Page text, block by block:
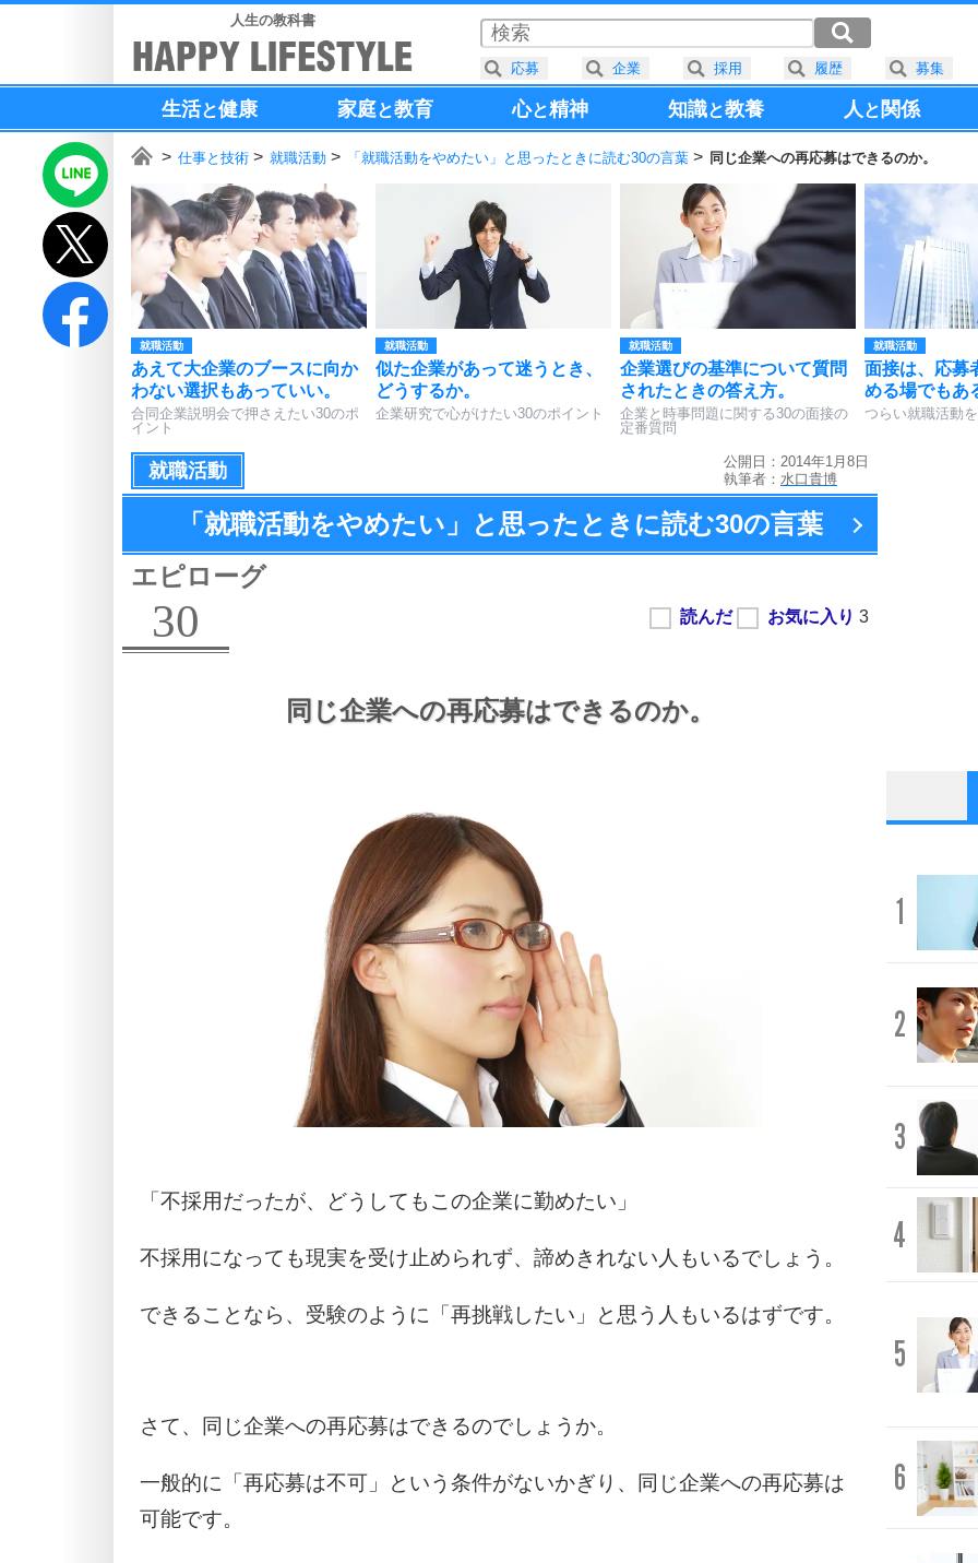
人生の教科書
生活と健康 家庭と教育 心と精神 知識と教養 人と 関係
仕事と技術 就職活動 「就職活動をやめたい」と思ったときに読む30の言葉 同じ企業への再応募はできるのか。
就職活動
あえて大企業のブースに向か
わない選択もあっていい。
合同企業説明会で押さえたい30のポ
イント
就職活動
似た企業があって迷うとき、
どうするか。
企業研究で心がけたい30のポイント
就職活動
企業選びの基準について質問
されたときの答え方。
企業と時事問題に関する30の面接の
定番質問
就職活動
面接は、応募
める場でもあ
つらい就職活動
就職活動
公開日：2014年1月8日
執筆者： 水口貴博
「就職活動をやめたい」と思ったときに読む30の言葉
エピローグ
30
同じ企業への再応募はできるのか。
「不採用だったが、どうしてもこの企業に勤めたい」
不採用になっても現実を受け止められず、諦めきれない人もいるでしょう。
できることなら、受験のように「再挑戦したい」と思う人もいるはずです。
さて、同じ企業への再応募はできるのでしょうか。
一般的に「再応募は不可」という条件がないかぎり、同じ企業への再応募は
可能です。
1
2
3
4
5
6
応募 企業 採用 履歴 募集